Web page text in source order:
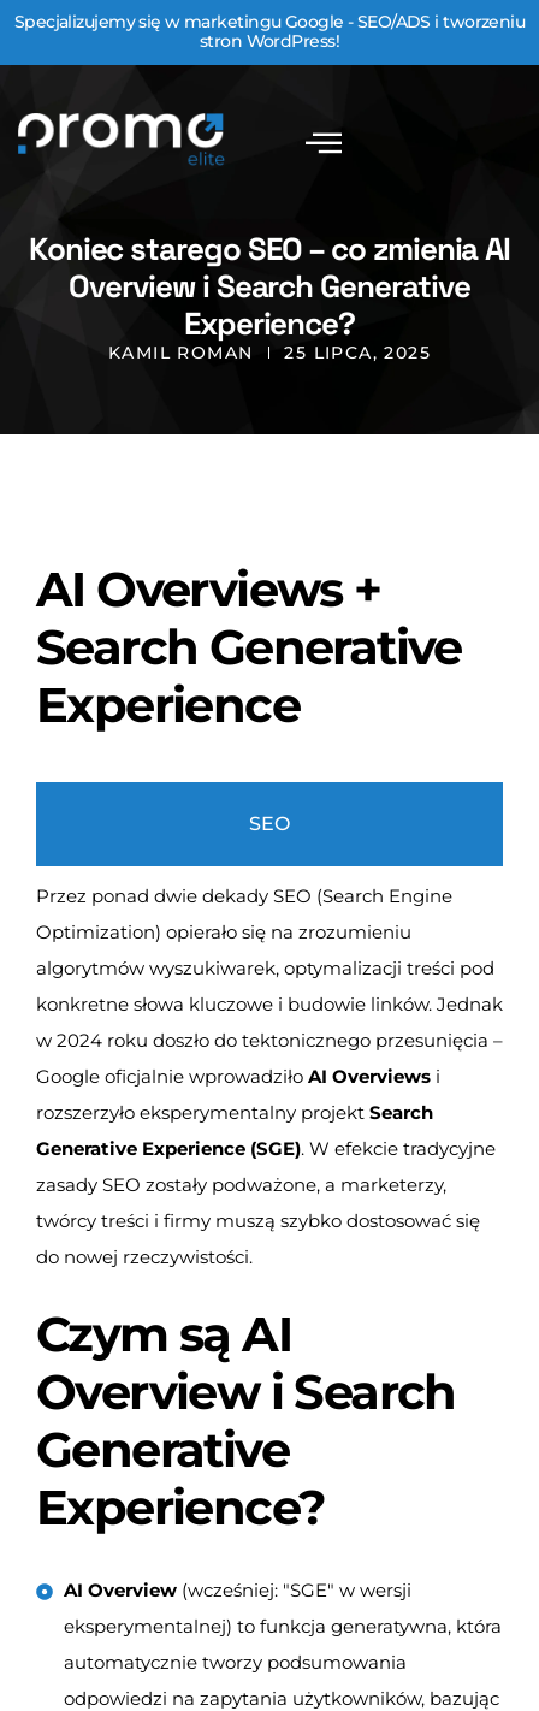
Specjalizujemy się w marketingu Google - SEO/ADS i tworzeniu
stron WordPress!
Koniec starego SEO – co zmienia AI
Overview i Search Generative
Experience?
KAMIL ROMAN 25 LIPCA, 2025
AI Overviews +
Search Generative
Experience
SEO
Przez ponad dwie dekady SEO (Search Engine
Optimization) opierało się na zrozumieniu
algorytmów wyszukiwarek, optymalizacji treści pod
konkretne słowa kluczowe i budowie linków. Jednak
w 2024 roku doszło do tektonicznego przesunięcia –
Google oficjalnie wprowadziło AI Overviews i
rozszerzyło eksperymentalny projekt Search
Generative Experience (SGE). W efekcie tradycyjne
zasady SEO zostały podważone, a marketerzy,
twórcy treści i firmy muszą szybko dostosować się
do nowej rzeczywistości.
Czym są AI
Overview i Search
Generative
Experience?
AI Overview(wcześniej: "SGE" w wersji
eksperymentalnej) to funkcja generatywna, która
automatycznie tworzy podsumowania
odpowiedzi na zapytania użytkowników, bazując